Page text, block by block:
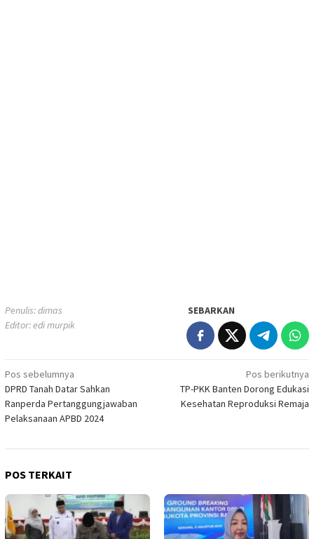
Penulis: dimas
Editor: edi murpik
SEBARKAN
Navigasi
pos
Pos sebelumnya
DPRD Tanah Datar Sahkan
Ranperda Pertanggungjawaban
Pelaksanaan APBD 2024
Pos berikutnya
TP-PKK Banten Dorong Edukasi
Kesehatan Reproduksi Remaja
POS TERKAIT